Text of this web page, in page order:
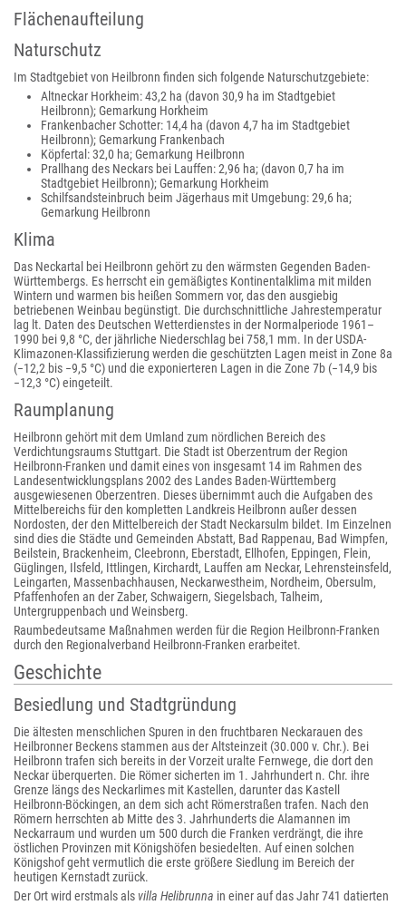
Flächenaufteilung
Naturschutz
Im Stadtgebiet von Heilbronn finden sich folgende Naturschutzgebiete:
Altneckar Horkheim: 43,2 ha (davon 30,9 ha im Stadtgebiet
Heilbronn); Gemarkung Horkheim
Frankenbacher Schotter: 14,4 ha (davon 4,7 ha im Stadtgebiet
Heilbronn); Gemarkung Frankenbach
Köpfertal: 32,0 ha; Gemarkung Heilbronn
Prallhang des Neckars bei Lauffen: 2,96 ha; (davon 0,7 ha im
Stadtgebiet Heilbronn); Gemarkung Horkheim
Schilfsandsteinbruch beim Jägerhaus mit Umgebung: 29,6 ha;
Gemarkung Heilbronn
Klima
Das Neckartal bei Heilbronn gehört zu den wärmsten Gegenden Baden-
Württembergs. Es herrscht ein gemäßigtes Kontinentalklima mit milden
Wintern und warmen bis heißen Sommern vor, das den ausgiebig
betriebenen Weinbau begünstigt. Die durchschnittliche Jahrestemperatur
lag lt. Daten des Deutschen Wetterdienstes in der Normalperiode 1961–
1990 bei 9,8 °C, der jährliche Niederschlag bei 758,1 mm. In der USDA-
Klimazonen-Klassifizierung werden die geschützten Lagen meist in Zone 8a
(−12,2 bis −9,5 °C) und die exponierteren Lagen in die Zone 7b (−14,9 bis
−12,3 °C) eingeteilt.
Raumplanung
Heilbronn gehört mit dem Umland zum nördlichen Bereich des
Verdichtungsraums Stuttgart. Die Stadt ist Oberzentrum der Region
Heilbronn-Franken und damit eines von insgesamt 14 im Rahmen des
Landesentwicklungsplans 2002 des Landes Baden-Württemberg
ausgewiesenen Oberzentren. Dieses übernimmt auch die Aufgaben des
Mittelbereichs für den kompletten Landkreis Heilbronn außer dessen
Nordosten, der den Mittelbereich der Stadt Neckarsulm bildet. Im Einzelnen
sind dies die Städte und Gemeinden Abstatt, Bad Rappenau, Bad Wimpfen,
Beilstein, Brackenheim, Cleebronn, Eberstadt, Ellhofen, Eppingen, Flein,
Güglingen, Ilsfeld, Ittlingen, Kirchardt, Lauffen am Neckar, Lehrensteinsfeld,
Leingarten, Massenbachhausen, Neckarwestheim, Nordheim, Obersulm,
Pfaffenhofen an der Zaber, Schwaigern, Siegelsbach, Talheim,
Untergruppenbach und Weinsberg.
Raumbedeutsame Maßnahmen werden für die Region Heilbronn-Franken
durch den Regionalverband Heilbronn-Franken erarbeitet.
Geschichte
Besiedlung und Stadtgründung
Die ältesten menschlichen Spuren in den fruchtbaren Neckarauen des
Heilbronner Beckens stammen aus der Altsteinzeit (30.000 v. Chr.). Bei
Heilbronn trafen sich bereits in der Vorzeit uralte Fernwege, die dort den
Neckar überquerten. Die Römer sicherten im 1. Jahrhundert n. Chr. ihre
Grenze längs des Neckarlimes mit Kastellen, darunter das Kastell
Heilbronn-Böckingen, an dem sich acht Römerstraßen trafen. Nach den
Römern herrschten ab Mitte des 3. Jahrhunderts die Alamannen im
Neckarraum und wurden um 500 durch die Franken verdrängt, die ihre
östlichen Provinzen mit Königshöfen besiedelten. Auf einen solchen
Königshof geht vermutlich die erste größere Siedlung im Bereich der
heutigen Kernstadt zurück.
Der Ort wird erstmals als villa Helibrunna in einer auf das Jahr 741 datierten